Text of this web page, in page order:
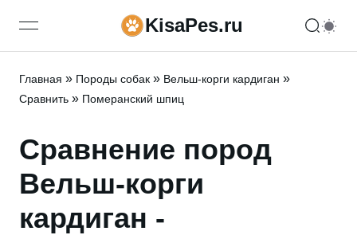
open navigation menuKisaPes.ru
Главная » Породы собак » Вельш-корги кардиган »
Сравнить » Померанский шпиц
Сравнение пород
Вельш-корги
кардиган -